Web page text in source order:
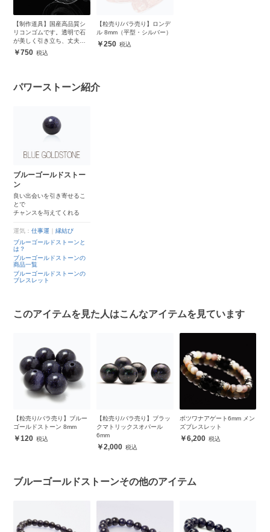
【制作道具】国産高品質シ
リコンゴムです。透明で石
が美しく引き立ち、丈夫で
安心750
【粒売り/バラ売り】ロンデ
ル 8mm（平型・シルバー）
250
パワーストーン紹介
ブルーゴールドストー
ン
良い出会いを引き寄せるこ
とで
チャンスを与えてくれる
運気：仕事運 ｜縁結び
ブルーゴールドストーンと
は？
ブルーゴールドストーンの
商品一覧
ブルーゴールドストーンの
ブレスレット
このアイテムを見た人はこんなアイテムを見ています
【粒売り/バラ売り】ブルー
ゴールドストーン 8mm
120
【粒売り/バラ売り】ブラッ
クマトリックスオパール
6mm
2,000
ボツワナアゲート6mm メン
ズブレスレット
6,200
ブルーゴールドストーンその他のアイテム